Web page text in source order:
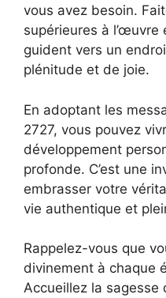
vous avez besoin.
supérieures à l’œuvre
guident vers un
plénitude et de joie.
En adoptant les
2727, vous pouvez
développement
profonde. C’est une
embrasser votre
vie authentique et
Rappelez-vous que
divinement à chaque
Accueillez la sagesse